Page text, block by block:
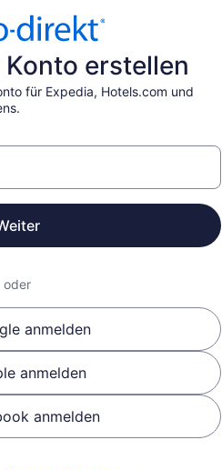
erstellen
für Expedia, Hotels.com und
oder
anmelden
anmelden
anmelden